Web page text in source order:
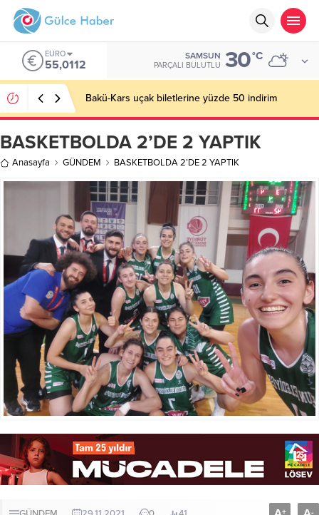
EURO
55,0112
SAMSUN
PARÇALI BULUTLU 30°C
Bakü-Kars uçak biletlerine yüzde 50 indirim
BASKETBOLDA 2’DE 2 YAPTIK
Anasayfa GÜNDEM BASKETBOLDA 2’DE 2 YAPTIK
+ -